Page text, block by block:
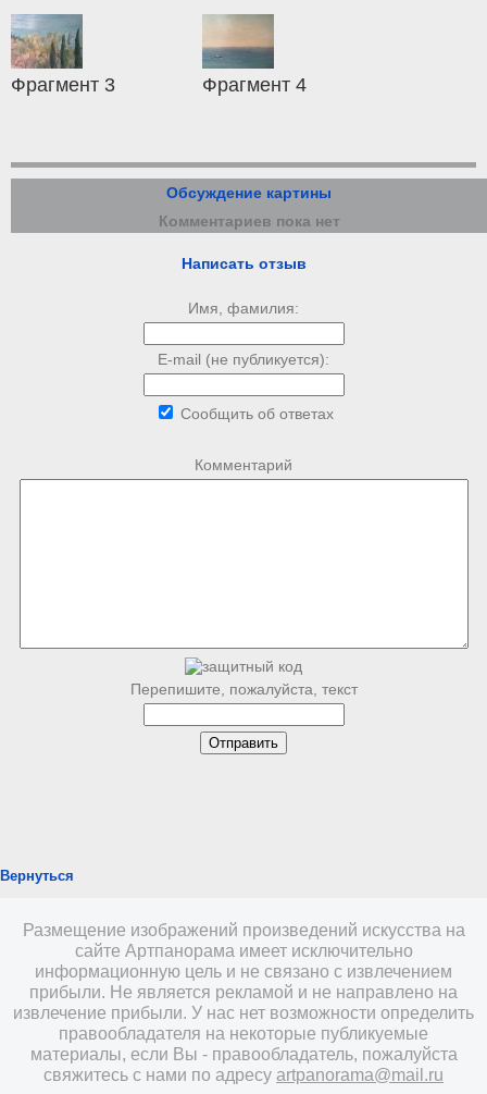
Фрагмент 3 Фрагмент 4
Обсуждение картины
Комментариев пока нет
Написать отзыв
Имя, фамилия:
E-mail (не публикуется):
Сообщить об ответах
Комментарий
Перепишите, пожалуйста, текст
Вернуться
Размещение изображений произведений искусства на
сайте Артпанорама имеет исключительно
информационную цель и не связано с извлечением
прибыли. Не является рекламой и не направлено на
извлечение прибыли. У нас нет возможности определить
правообладателя на некоторые публикуемые
материалы, если Вы - правообладатель, пожалуйста
свяжитесь с нами по адресу artpanorama@mail.ru